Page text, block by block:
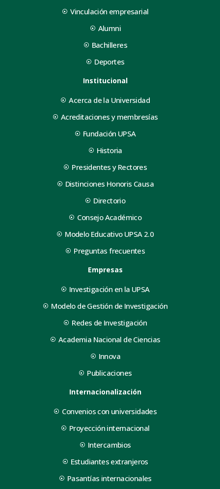
Vinculación empresarial
Alumni
Bachilleres
Deportes
Institucional
Acerca de la Universidad
Acreditaciones y membresías
Fundación UPSA
Historia
Presidentes y Rectores
Distinciones Honoris Causa
Directorio
Consejo Académico
Modelo Educativo UPSA 2.0
Preguntas frecuentes
Empresas
Investigación en la UPSA
Modelo de Gestión de Investigación
Redes de Investigación
Academia Nacional de Ciencias
Innova
Publicaciones
Internacionalización
Convenios con universidades
Proyección internacional
Intercambios
Estudiantes extranjeros
Pasantías internacionales